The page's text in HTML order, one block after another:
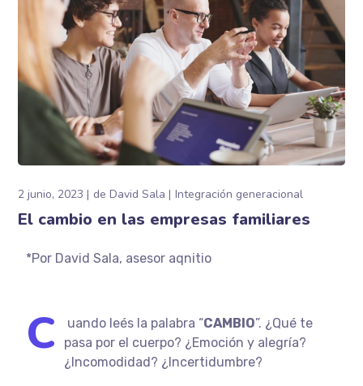
2 junio, 2023 deDavid Sala Integración generacional
El cambio en las empresas familiares
*Por David Sala, asesor aqnitio
C uando leés la palabra “CAMBIO”. ¿Qué te
pasa por el cuerpo? ¿Emoción y alegría?
¿Incomodidad? ¿Incertidumbre?